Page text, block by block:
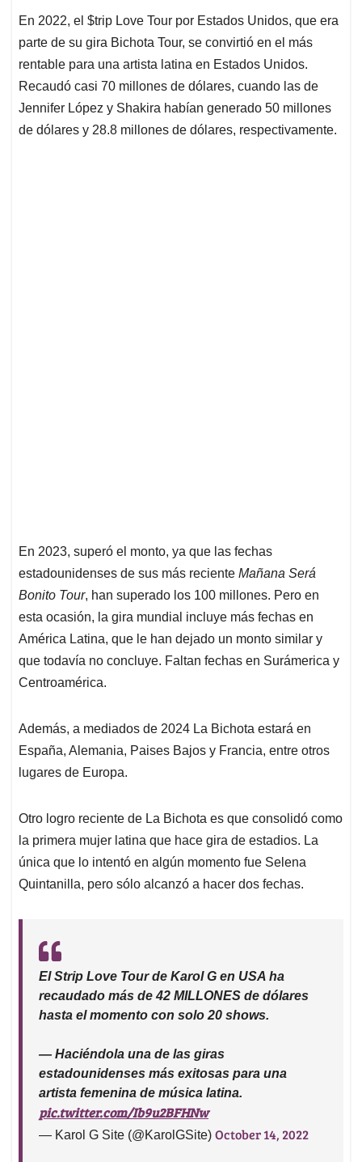
En 2022, el $trip Love Tour por Estados Unidos, que era
parte de su gira Bichota Tour, se convirtió en el más
rentable para una artista latina en Estados Unidos.
Recaudó casi 70 millones de dólares, cuando las de
Jennifer López y Shakira habían generado 50 millones
de dólares y 28.8 millones de dólares, respectivamente.
En 2023, superó el monto, ya que las fechas
estadounidenses de sus más reciente Mañana Será
Bonito Tour, han superado los 100 millones. Pero en
esta ocasión, la gira mundial incluye más fechas en
América Latina, que le han dejado un monto similar y
que todavía no concluye. Faltan fechas en Surámerica y
Centroamérica.
Además, a mediados de 2024 La Bichota estará en
España, Alemania, Paises Bajos y Francia, entre otros
lugares de Europa.
Otro logro reciente de La Bichota es que consolidó como
la primera mujer latina que hace gira de estadios. La
única que lo intentó en algún momento fue Selena
Quintanilla, pero sólo alcanzó a hacer dos fechas.
El Strip Love Tour de Karol G en USA ha
recaudado más de 42 MILLONES de dólares
hasta el momento con solo 20 shows.
— Haciéndola una de las giras
estadounidenses más exitosas para una
artista femenina de música latina.
pic.twitter.com/Ib9u2BFHNw
— Karol G Site (@KarolGSite) October 14, 2022